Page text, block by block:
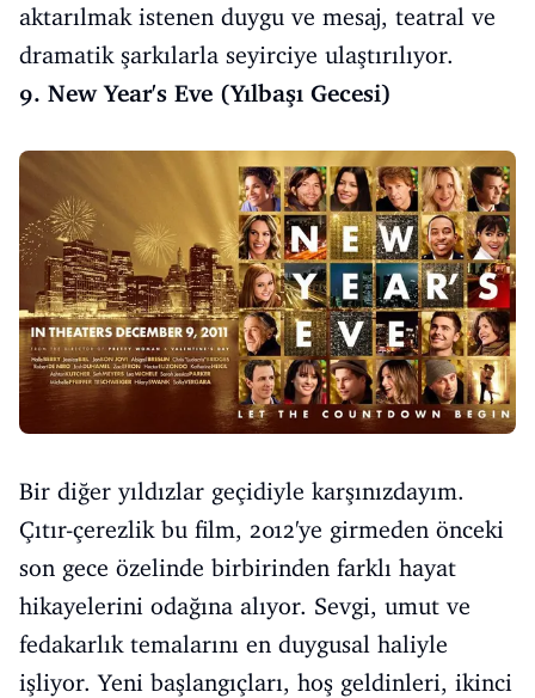
aktarılmak istenen duygu ve mesaj, teatral ve
dramatik şarkılarla seyirciye ulaştırılıyor.
9. New Year's Eve (Yılbaşı Gecesi)
Bir diğer yıldızlar geçidiyle karşınızdayım.
Çıtır-çerezlik bu film, 2012'ye girmeden önceki
son gece özelinde birbirinden farklı hayat
hikayelerini odağına alıyor. Sevgi, umut ve
fedakarlık temalarını en duygusal haliyle
işliyor. Yeni başlangıçları, hoş geldinleri, ikinci